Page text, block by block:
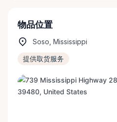
物品位置
Soso, Mississippi
提供取货服务